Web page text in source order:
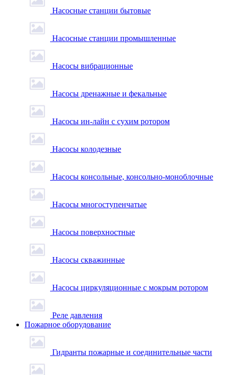
Насосные станции бытовые
Насосные станции промышленные
Насосы вибрационные
Насосы дренажные и фекальные
Насосы ин-лайн с сухим ротором
Насосы колодезные
Насосы консольные, консольно-моноблочные
Насосы многоступенчатые
Насосы поверхностные
Насосы скважинные
Насосы циркуляционные с мокрым ротором
Реле давления
Пожарное оборудование
Гидранты пожарные и соединительные части